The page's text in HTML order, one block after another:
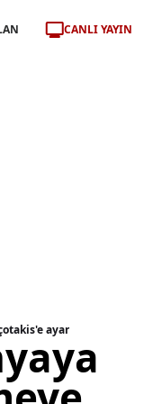
CANLI YAYIN
ayar